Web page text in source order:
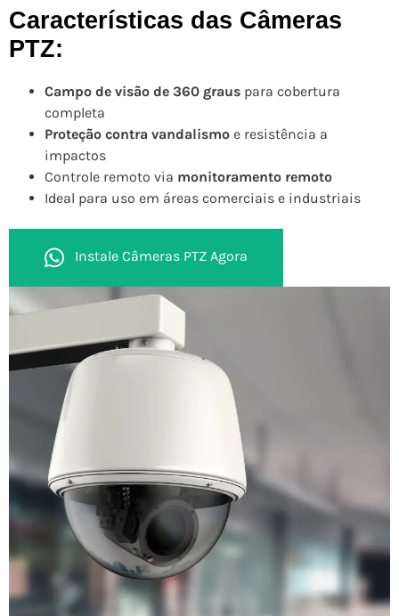
Características das Câmeras
PTZ:
Campo de visão de 360 graus para cobertura
completa
Proteção contra vandalismo e resistência a
impactos
Controle remoto via monitoramento remoto
Ideal para uso em áreas comerciais e industriais
Instale Câmeras PTZ Agora